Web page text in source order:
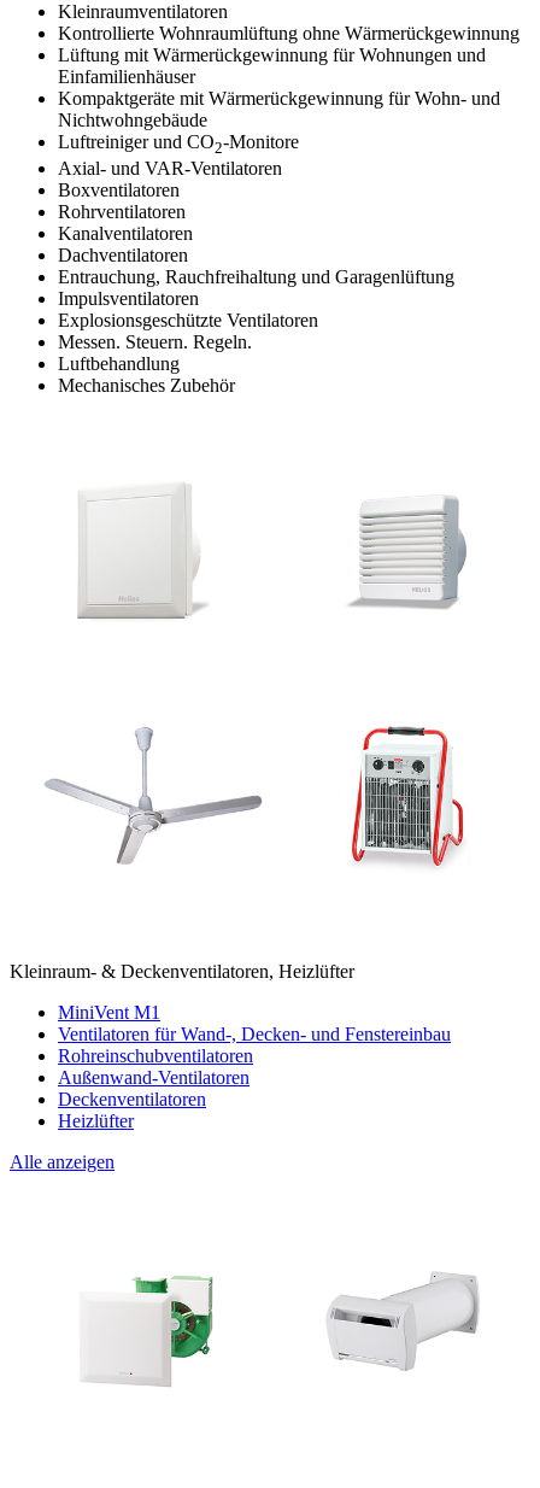
Kleinraumventilatoren
Kontrollierte Wohnraumlüftung ohne Wärmerückgewinnung
Lüftung mit Wärmerückgewinnung für Wohnungen und
Einfamilienhäuser
Kompaktgeräte mit Wärmerückgewinnung für Wohn- und
Nichtwohngebäude
Luftreiniger und CO2-Monitore
Axial- und VAR-Ventilatoren
Boxventilatoren
Rohrventilatoren
Kanalventilatoren
Dachventilatoren
Entrauchung, Rauchfreihaltung und Garagenlüftung
Impulsventilatoren
Explosionsgeschützte Ventilatoren
Messen. Steuern. Regeln.
Luftbehandlung
Mechanisches Zubehör
Kleinraum- & Deckenventilatoren, Heizlüfter
MiniVent M1
Ventilatoren für Wand-, Decken- und Fenstereinbau
Rohreinschubventilatoren
Außenwand-Ventilatoren
Deckenventilatoren
Heizlüfter
Alle anzeigen